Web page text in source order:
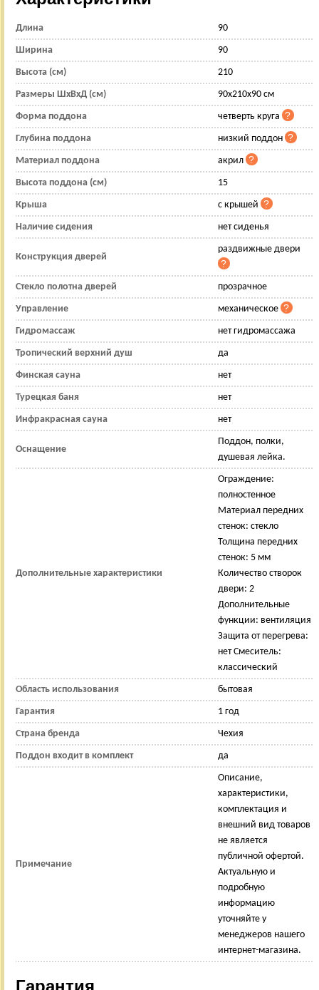
Длина 90
Ширина 90
Высота (см) 210
Размеры ШхВхД (см) 90x210x90 см
Форма поддона четверть круга
Глубина поддона низкий поддон
Материал поддона акрил
Высота поддона (см) 15
Крыша с крышей
Наличие сидения нет сиденья
Конструкция дверей
раздвижные двери
Стекло полотна дверей прозрачное
Управление механическое
Гидромассаж нет гидромассажа
Тропический верхний душ да
Финская сауна нет
Турецкая баня нет
Инфракрасная сауна нет
Оснащение
Поддон, полки,
душевая лейка.
Дополнительные характеристики
Ограждение:
полностенное
Материал передних
стенок: стекло
Толщина передних
стенок: 5 мм
Количество створок
двери: 2
Дополнительные
функции: вентиляция
Защита от перегрева:
нет Смеситель:
классический
Область использования бытовая
Гарантия 1 год
Страна бренда Чехия
Поддон входит в комплект да
Примечание
Описание,
характеристики,
комплектация и
внешний вид товаров
не является
публичной офертой.
Актуальную и
подробную
информацию
уточняйте у
менеджеров нашего
интернет-магазина.
Гарантия